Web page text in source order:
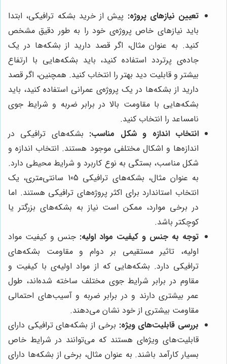
تعیین نیازهای پروژه: پیش از خرید بشکه ترافیکی، ابتدا
باید نیازهای خاص پروژه‌ی خود را به طور دقیق مشخص
کنید. به عنوان مثال، اگر قصد دارید از بشکه‌ها در یک
جاده‌ی پرتردد استفاده کنید، باید بشکه‌هایی با ارتفاع
بیشتر و قابلیت دید بهتر را انتخاب کنید. همچنین، اگر قصد
دارید از بشکه‌ها در یک پروژه‌ی عمرانی استفاده کنید، باید
بشکه‌هایی با مقاومت بالا در برابر ضربه و شرایط جوی
نامساعد را انتخاب کنید.
انتخاب اندازه و شکل مناسب: بشکه‌های ترافیکی در
اندازه‌ها و اشکال مختلفی موجود هستند. انتخاب اندازه و
شکل مناسب، بستگی به نوع کاربرد و شرایط محیطی دارد.
به عنوان مثال، بشکه‌های ترافیکی 105 سانتی‌متری، یک
انتخاب استاندارد برای اکثر پروژه‌های ترافیکی هستند. اما
در برخی موارد، ممکن است نیاز به بشکه‌های بزرگتر یا
کوچکتر باشد.
توجه به جنس و کیفیت مواد اولیه: جنس و کیفیت مواد
اولیه، تاثیر مستقیمی بر دوام و مقاومت بشکه‌های
ترافیکی دارد. بشکه‌هایی که از مواد اولیه‌ی با کیفیت و
مقاوم در برابر شرایط جوی مختلف ساخته شده‌اند، طول
عمر بیشتری دارند و در برابر ضربه و آسیب‌های احتمالی
مقاومت بیشتری از خود نشان می‌دهند.
بررسی قابلیت‌های ویژه: برخی از بشکه‌های ترافیکی دارای
قابلیت‌های ویژه‌ای هستند که می‌توانند در شرایط خاص
بسیار کارآمد باشند. به عنوان مثال، برخی از بشکه‌ها دارای